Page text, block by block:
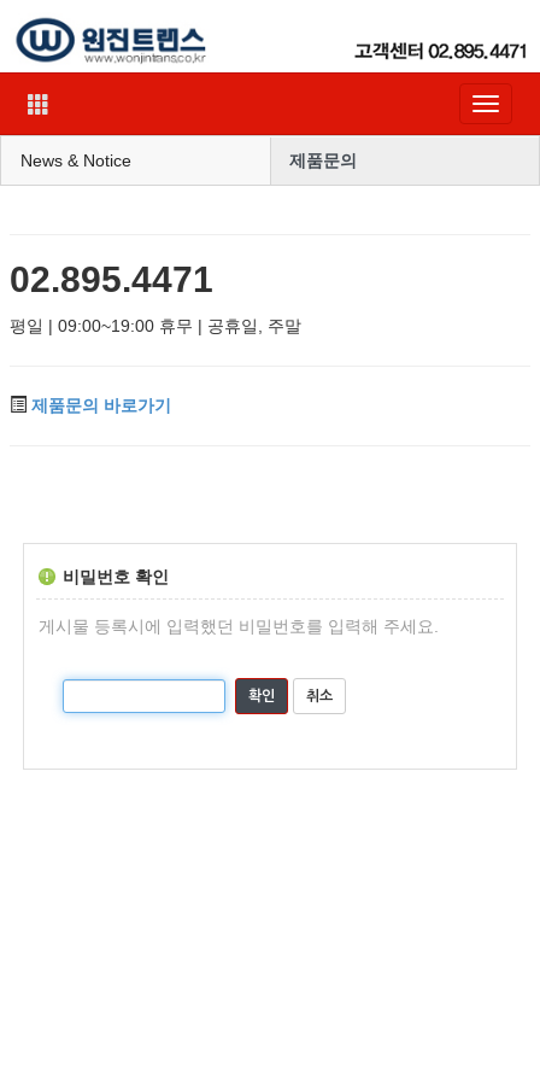
Toggle
News & Notice
제품문의
02.895.4471
평일 | 09:00~19:00 휴무 | 공휴일, 주말
제품문의 바로가기
비밀번호 확인
게시물 등록시에 입력했던 비밀번호를 입력해 주세요.